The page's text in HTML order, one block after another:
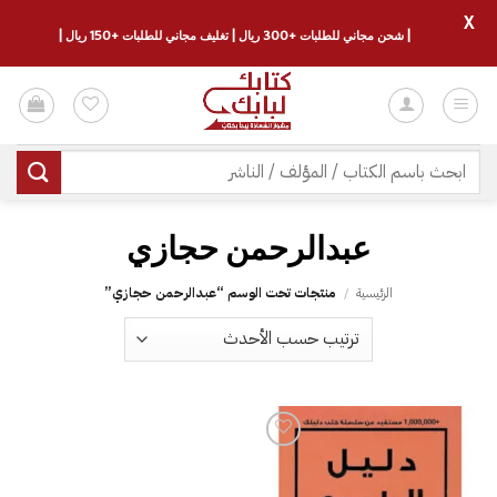
للمحتوى
البحث
عن:
الرئيسية / منتجات تحت الوسم “‎عبدالرحمن حجازي”
| شحن مجاني للطلبات +300 ريال | تغليف مجاني للطلبات +150 ريال |
X